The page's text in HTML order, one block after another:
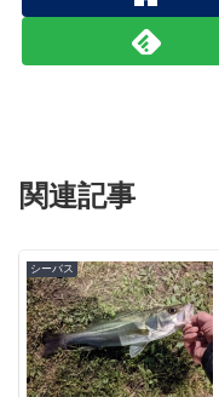
関連記事
シーバス